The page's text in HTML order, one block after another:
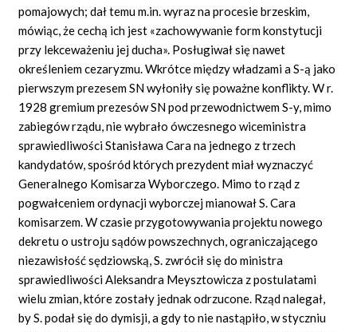
pomajowych; dał temu m.in. wyraz na procesie brzeskim,
mówiąc, że cechą ich jest «zachowywanieform konstytucji
przy lekceważeniu jejducha». Posługiwał się nawet
określeniem cezaryzmu. Wkrótce między władzami a S-ą jako
pierwszym prezesem SN wyłoniły się poważne konflikty. W r.
1928 gremium prezesów SN pod przewodnictwem S-y, mimo
zabiegów rządu, nie wybrało ówczesnego wiceministra
sprawiedliwości Stanisława Cara na jednego z trzech
kandydatów, spośród których prezydent miał wyznaczyć
Generalnego Komisarza Wyborczego. Mimo to rząd z
pogwałceniem ordynacji wyborczej mianował S. Cara
komisarzem. W czasie przygotowywania projektu nowego
dekretu o ustroju sądów powszechnych, ograniczającego
niezawisłość sędziowską, S. zwrócił się do ministra
sprawiedliwości Aleksandra Meysztowicza z postulatami
wielu zmian, które zostały jednak odrzucone. Rząd nalegał,
by S. podał się do dymisji, a gdy to nie nastąpiło, w styczniu